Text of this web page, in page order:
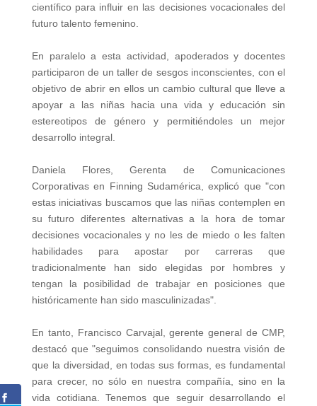
científico para influir en las decisiones vocacionales del
futuro talento femenino.
En paralelo a esta actividad, apoderados y docentes
participaron de un taller de sesgos inconscientes, con el
objetivo de abrir en ellos un cambio cultural que lleve a
apoyar a las niñas hacia una vida y educación sin
estereotipos de género y permitiéndoles un mejor
desarrollo integral.
Daniela Flores, Gerenta de Comunicaciones
Corporativas en Finning Sudamérica, explicó que "con
estas iniciativas buscamos que las niñas contemplen en
su futuro diferentes alternativas a la hora de tomar
decisiones vocacionales y no les de miedo o les falten
habilidades para apostar por carreras que
tradicionalmente han sido elegidas por hombres y
tengan la posibilidad de trabajar en posiciones que
históricamente han sido masculinizadas".
En tanto, Francisco Carvajal, gerente general de CMP,
destacó que "seguimos consolidando nuestra visión de
que la diversidad, en todas sus formas, es fundamental
para crecer, no sólo en nuestra compañía, sino en la
vida cotidiana. Tenemos que seguir desarrollando el